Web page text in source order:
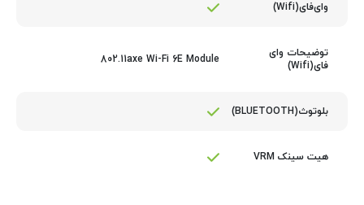
وای‌فای(Wifi)
توضیحات وای
فای(Wifi)
802.11axe Wi-Fi 6E Module
بلوتوث(BLUETOOTH)
هیت سینک VRM